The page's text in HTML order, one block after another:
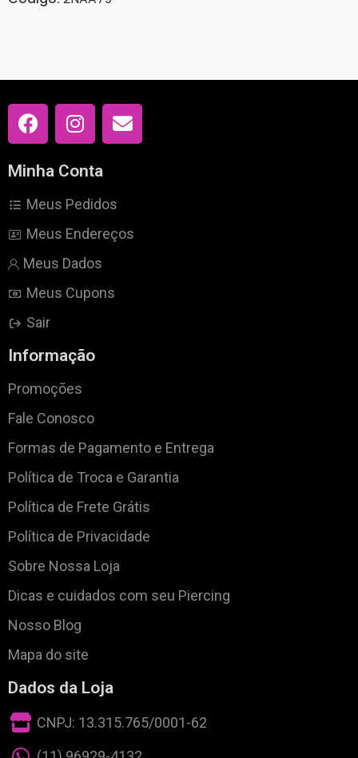
Minha Conta
Meus Pedidos
Meus Endereços
Meus Dados
Meus Cupons
Sair
Informação
Promoções
Fale Conosco
Formas de Pagamento e Entrega
Política de Troca e Garantia
Política de Frete Grátis
Política de Privacidade
Sobre Nossa Loja
Dicas e cuidados com seu Piercing
Nosso Blog
Mapa do site
Dados da Loja
CNPJ: 13.315.765/0001-62